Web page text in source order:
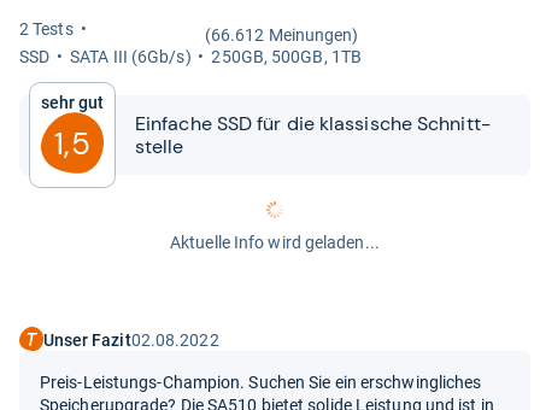
2 Tests
(66.612 Meinungen)
SSD
SATA III (6Gb/s) 250GB, 500GB, 1TB
Sehr gut
1,5
Ein­fa­che SSD für die klas­si­sche Schnitt­
stelle
Aktuelle Info wird geladen...
Unser Fazit02.08.2022
Preis-Leistungs-Champion. Suchen Sie ein erschwingliches
Speicherupgrade? Die SA510 bietet solide Leistung und ist in